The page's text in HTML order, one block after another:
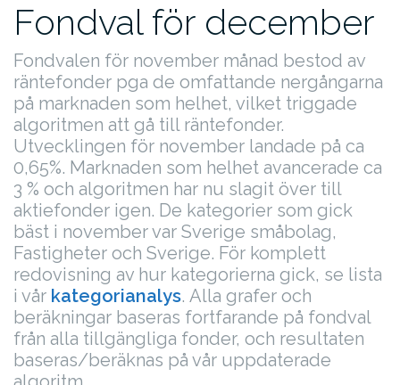
Fondval för december
Fondvalen för november månad bestod av
räntefonder pga de omfattande nergångarna
på marknaden som helhet, vilket triggade
algoritmen att gå till räntefonder.
Utvecklingen för november landade på ca
0,65%. Marknaden som helhet avancerade ca
3 % och algoritmen har nu slagit över till
aktiefonder igen. De kategorier som gick
bäst i november var Sverige småbolag,
Fastigheter och Sverige. För komplett
redovisning av hur kategorierna gick, se lista
i vår kategorianalys. Alla grafer och
beräkningar baseras fortfarande på fondval
från alla tillgängliga fonder, och resultaten
baseras/beräknas på vår uppdaterade